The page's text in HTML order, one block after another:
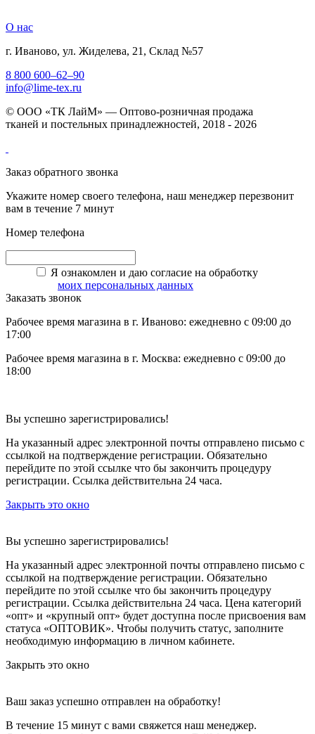
О нас
г. Иваново, ул. Жиделева, 21, Склад №57
8 800 600–62–90
info@lime-tex.ru
© ООО «ТК ЛайМ» — Оптово-розничная продажа
тканей и постельных принадлежностей, 2018 - 2026
Заказ обратного звонка
Укажите номер своего телефона, наш менеджер перезвонит
вам в течение 7 минут
Номер телефона
Я ознакомлен и даю согласие на обработку
моих персональных данных
Заказать звонок
Рабочее время магазина в г. Иваново: ежедневно с 09:00 до
17:00
Рабочее время магазина в г. Москва: ежедневно с 09:00 до
18:00
Вы успешно зарегистрировались!
На указанный адрес электронной почты отправлено письмо с
ссылкой на подтверждение регистрации. Обязательно
перейдите по этой ссылке что бы закончить процедуру
регистрации. Ссылка действительна 24 часа.
Закрыть это окно
Вы успешно зарегистрировались!
На указанный адрес электронной почты отправлено письмо с
ссылкой на подтверждение регистрации. Обязательно
перейдите по этой ссылке что бы закончить процедуру
регистрации. Ссылка действительна 24 часа. Цена категорий
«опт» и «крупный опт» будет доступна после присвоения вам
статуса «ОПТОВИК». Чтобы получить статус, заполните
необходимую информацию в личном кабинете.
Закрыть это окно
Ваш заказ успешно отправлен на обработку!
В течение 15 минут с вами свяжется наш менеджер.